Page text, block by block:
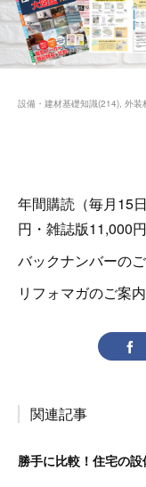
設備・建材基礎知識(214) 外装
年間購読（毎月15
円・雑誌版11,000
バックナンバーの
リフォマガのご案
関連記事